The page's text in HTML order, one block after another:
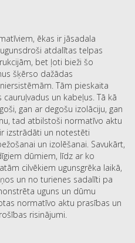
ēkas ir jāsadala
atdalītas telpas
bet ļoti bieži šo
šķērso dažādas
Tām pieskaita
un kabeļus. Tā kā
gan ar degošu izolāciju, gan
tad atbilstoši normatīvo aktu
izstrādāti un notestēti
un izolēšanai. Savukārt,
dūmiem, līdz ar ko
cilvēkiem ugunsgrēka laikā,
un no turienes sadalīti pa
uguns un dūmu
normatīvo aktu prasības un
risinājumi.